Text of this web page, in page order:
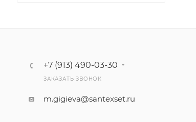
+7 (913) 490-03-30
ЗАКАЗАТЬ ЗВОНОК
m.gigieva@santexset.ru